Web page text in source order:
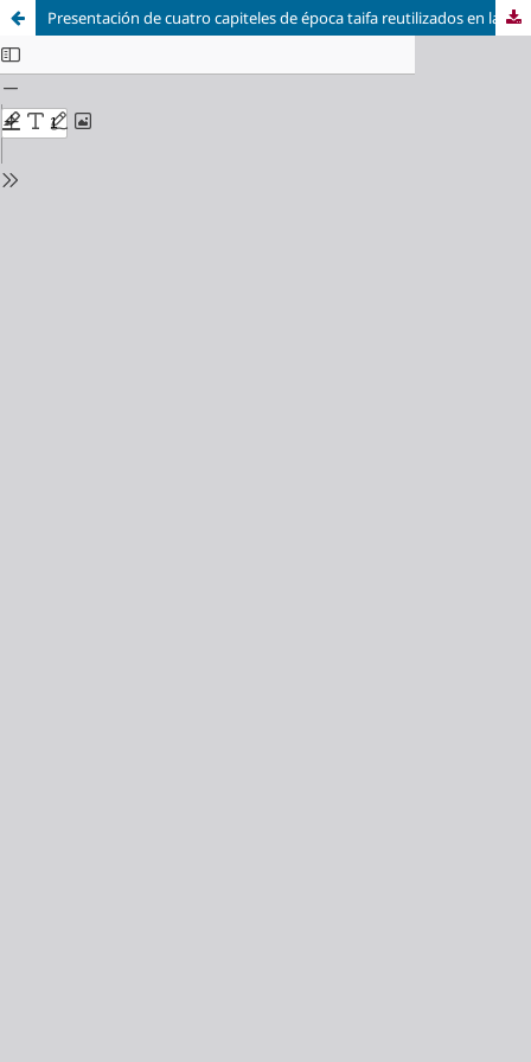
Presentación de cuatro capiteles de época taifa reutilizados en la torre de la iglesia de Santa María de Zaragoza